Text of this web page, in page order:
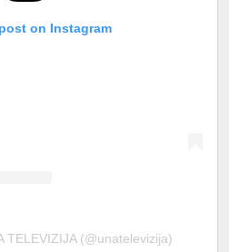
on Instagram
TELEVIZIJA (@unatelevizija)